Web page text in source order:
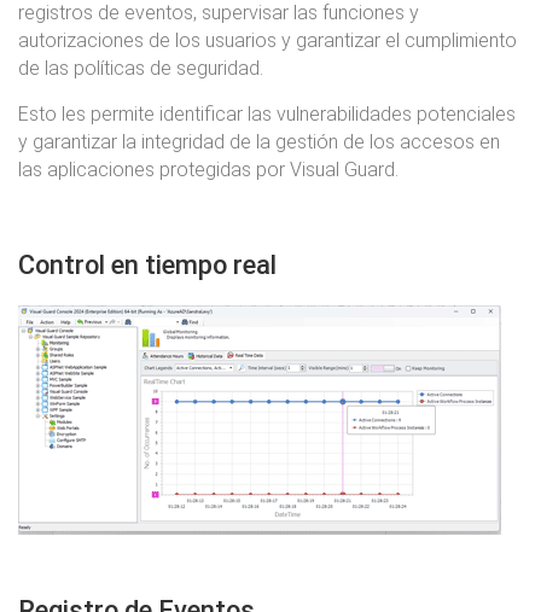
registros de eventos, supervisar las funciones y
autorizaciones de los usuarios y garantizar el cumplimiento
de las políticas de seguridad.
Esto les permite identificar las vulnerabilidades potenciales
y garantizar la integridad de la gestión de los accesos en
las aplicaciones protegidas por Visual Guard.
Control en tiempo real